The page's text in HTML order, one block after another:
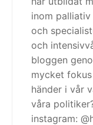
inom
och
och
bloggen
mycket
händer i vår
våra
instagram: